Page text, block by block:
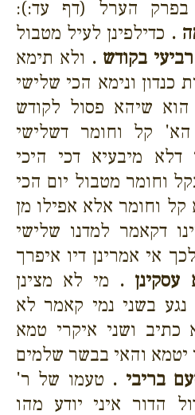
בפרק הערל (דף עד:):
. כדילפינן לעיל מטבול
בקודש . ולא תימא
כנדון ונימא הכי שלישי
שיהא פסול לקודש
קל וחומר דשלישי
מיבעיא דכי היכי
וחומר מטבול יום הכי
וחומר אלא אפילו מן
דקאמר למדנו שלישי
אי אמרינן דיו איפרך
עסקינן . מי לא מצינן
בשני נמי קאמר לא
ושני איקרי טמא
יטמא והאי בבשר שלמים
בריבי . טעמו של ר'
הדור איני יודע מהו